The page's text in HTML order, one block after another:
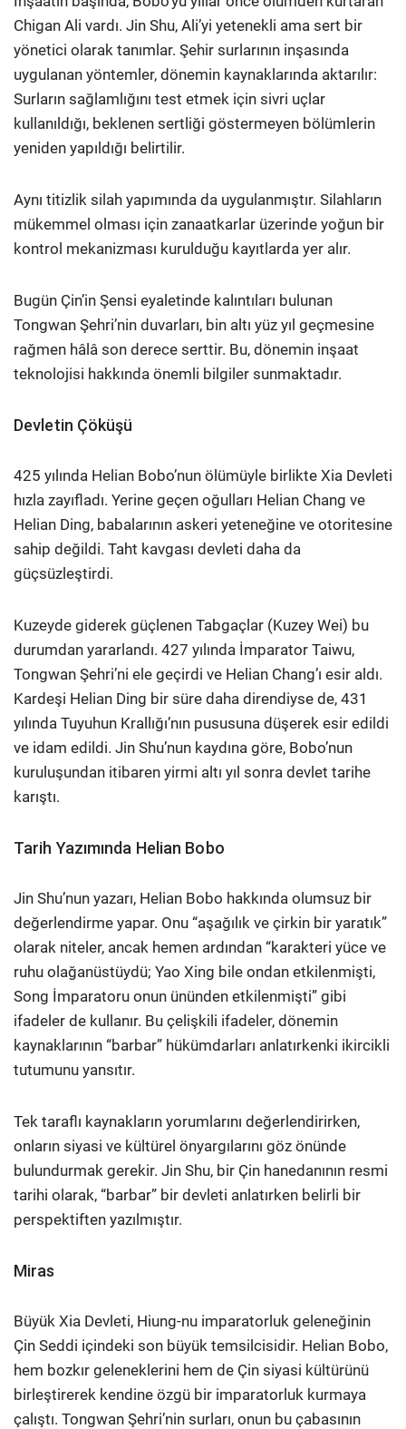
Chigan Ali vardı. Jin Shu, Ali’yi yetenekli ama sert bir
yönetici olarak tanımlar. Şehir surlarının inşasında
uygulanan yöntemler, dönemin kaynaklarında aktarılır:
Surların sağlamlığını test etmek için sivri uçlar
kullanıldığı, beklenen sertliği göstermeyen bölümlerin
yeniden yapıldığı belirtilir.
Aynı titizlik silah yapımında da uygulanmıştır. Silahların
mükemmel olması için zanaatkarlar üzerinde yoğun bir
kontrol mekanizması kurulduğu kayıtlarda yer alır.
Bugün Çin’in Şensi eyaletinde kalıntıları bulunan
Tongwan Şehri’nin duvarları, bin altı yüz yıl geçmesine
rağmen hâlâ son derece serttir. Bu, dönemin inşaat
teknolojisi hakkında önemli bilgiler sunmaktadır.
Devletin Çöküşü
425 yılında Helian Bobo’nun ölümüyle birlikte Xia Devleti
hızla zayıfladı. Yerine geçen oğulları Helian Chang ve
Helian Ding, babalarının askeri yeteneğine ve otoritesine
sahip değildi. Taht kavgası devleti daha da
güçsüzleştirdi.
Kuzeyde giderek güçlenen Tabgaçlar (Kuzey Wei) bu
durumdan yararlandı. 427 yılında İmparator Taiwu,
Tongwan Şehri’ni ele geçirdi ve Helian Chang’ı esir aldı.
Kardeşi Helian Ding bir süre daha direndiyse de, 431
yılında Tuyuhun Krallığı’nın pususuna düşerek esir edildi
ve idam edildi. Jin Shu’nun kaydına göre, Bobo’nun
kuruluşundan itibaren yirmi altı yıl sonra devlet tarihe
karıştı.
Tarih Yazımında Helian Bobo
Jin Shu’nun yazarı, Helian Bobo hakkında olumsuz bir
değerlendirme yapar. Onu “aşağılık ve çirkin bir yaratık”
olarak niteler, ancak hemen ardından “karakteri yüce ve
ruhu olağanüstüydü; Yao Xing bile ondan etkilenmişti,
Song İmparatoru onun ününden etkilenmişti” gibi
ifadeler de kullanır. Bu çelişkili ifadeler, dönemin
kaynaklarının “barbar” hükümdarları anlatırkenki ikircikli
tutumunu yansıtır.
Tek taraflı kaynakların yorumlarını değerlendirirken,
onların siyasi ve kültürel önyargılarını göz önünde
bulundurmak gerekir. Jin Shu, bir Çin hanedanının resmi
tarihi olarak, “barbar” bir devleti anlatırken belirli bir
perspektiften yazılmıştır.
Miras
Büyük Xia Devleti, Hiung-nu imparatorluk geleneğinin
Çin Seddi içindeki son büyük temsilcisidir. Helian Bobo,
hem bozkır geleneklerini hem de Çin siyasi kültürünü
birleştirerek kendine özgü bir imparatorluk kurmaya
çalıştı. Tongwan Şehri’nin surları, onun bu çabasının